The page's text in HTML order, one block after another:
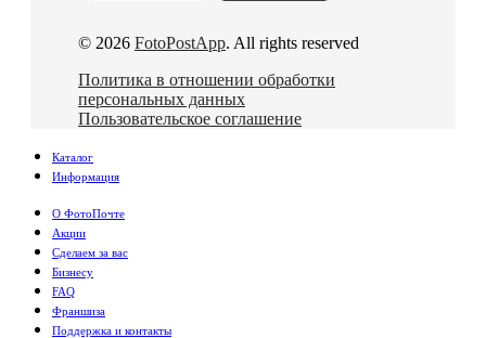
© 2026 FotoPostApp. All rights reserved
Политика в отношении обработки
персональных данных
Пользовательское соглашение
Каталог
Информация
О ФотоПочте
Акции
Сделаем за вас
Бизнесу
FAQ
Франшиза
Поддержка и контакты